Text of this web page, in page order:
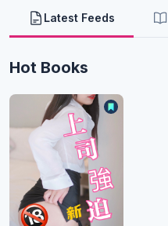
Latest Feeds
Hot Books